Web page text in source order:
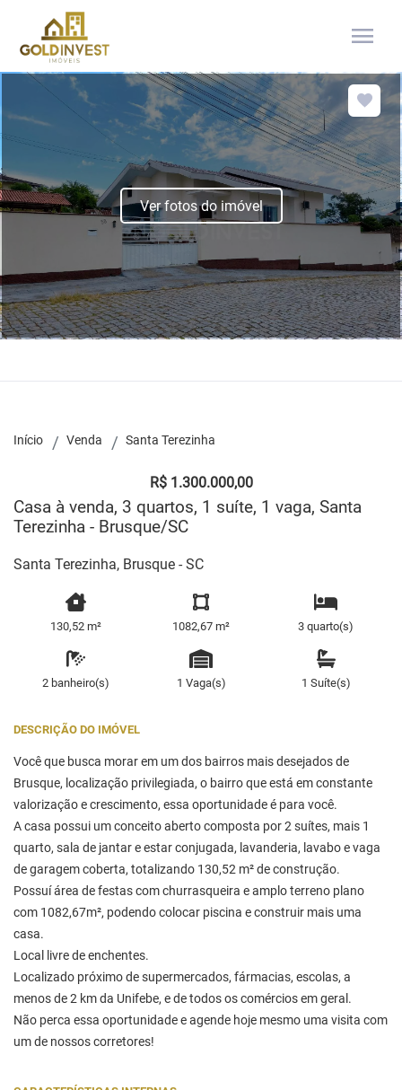
menu
Ver fotos do imóvel
Início Venda Santa Terezinha
R$ 1.300.000,00
Casa à venda, 3 quartos, 1 suíte, 1 vaga, Santa
Terezinha - Brusque/SC
Santa Terezinha, Brusque - SC
130,52 m² 1082,67 m² 3 quarto(s)
2 banheiro(s) 1 Vaga(s) 1 Suíte(s)
DESCRIÇÃO DO IMÓVEL
Você que busca morar em um dos bairros mais desejados de
Brusque, localização privilegiada, o bairro que está em constante
valorização e crescimento, essa oportunidade é para você.
A casa possui um conceito aberto composta por 2 suítes, mais 1
quarto, sala de jantar e estar conjugada, lavanderia, lavabo e vaga
de garagem coberta, totalizando 130,52 m² de construção.
Possuí área de festas com churrasqueira e amplo terreno plano
com 1082,67m², podendo colocar piscina e construir mais uma
casa.
Local livre de enchentes.
Localizado próximo de supermercados, fármacias, escolas, a
menos de 2 km da Unifebe, e de todos os comércios em geral.
Não perca essa oportunidade e agende hoje mesmo uma visita com
um de nossos corretores!